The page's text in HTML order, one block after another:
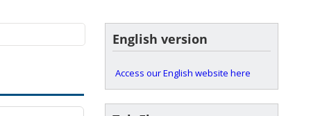
English version
Access our English website here